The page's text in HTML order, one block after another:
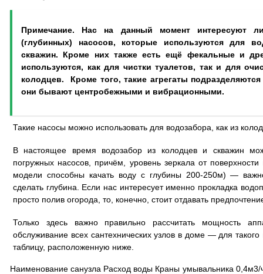
Примечание. Нас на данный момент интересуют
(глубинных) насосов, которые используются для
скважин. Кроме них также есть ещё фекальные и
используются, как для чистки туалетов, так и для
колодцев. Кроме того, такие агрегаты
они бывают центробежными и вибрационными.
Такие насосы можно использовать для водозабора, как из
В настоящее время водозабор из колодцев и скважин
погружных насосов, причём, уровень зеркала от
модели способны качать воду с глубины 200-250м) —
сделать глубина. Если нас интересует именно прокладка
просто полив огорода, то, конечно, стоит отдавать
Только здесь важно правильно рассчитать мощность
обслуживание всех сантехнических узлов в доме — для
таблицу, расположенную ниже.
Наименование санузла Расход воды Краны умывальника 0,4м3/